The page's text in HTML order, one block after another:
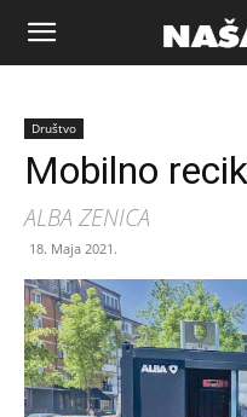
Naša
riječ
Zenica
Društvo
Mobilno
ALBA ZENICA
18. Maja 2021.